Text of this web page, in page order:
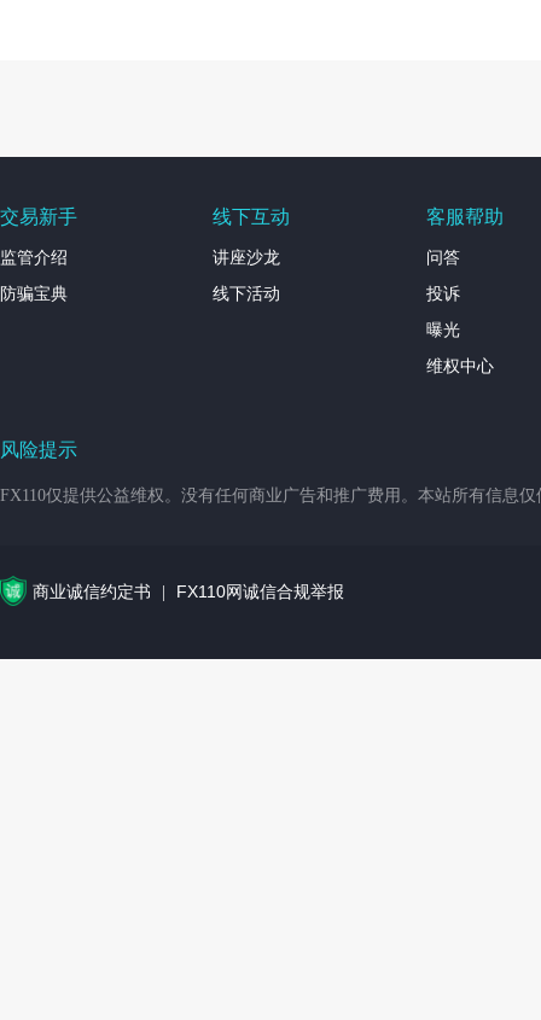
交易新手
监管介绍
防骗宝典
线下互动
讲座沙龙
线下活动
客服帮助
问答
投诉
曝光
维权中心
风险提示
FX110仅提供公益维权。没有任何商业广告和推广费用。本站所有信息
商业诚信约定书 FX110网诚信合规举报